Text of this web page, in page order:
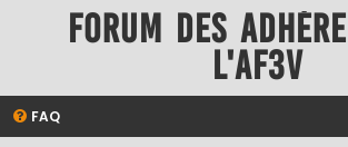
Forum des
l'AF3V
FAQ